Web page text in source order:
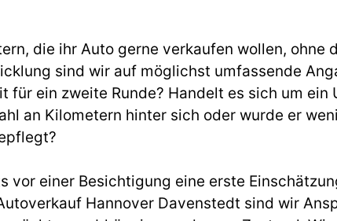
die ihr Auto gerne verkaufen wollen, ohne
sind wir auf möglichst umfassende
ein zweite Runde? Handelt es sich um
an Kilometern hinter sich oder wurde er
vor einer Besichtigung eine erste
Hannover Davenstedt sind wir